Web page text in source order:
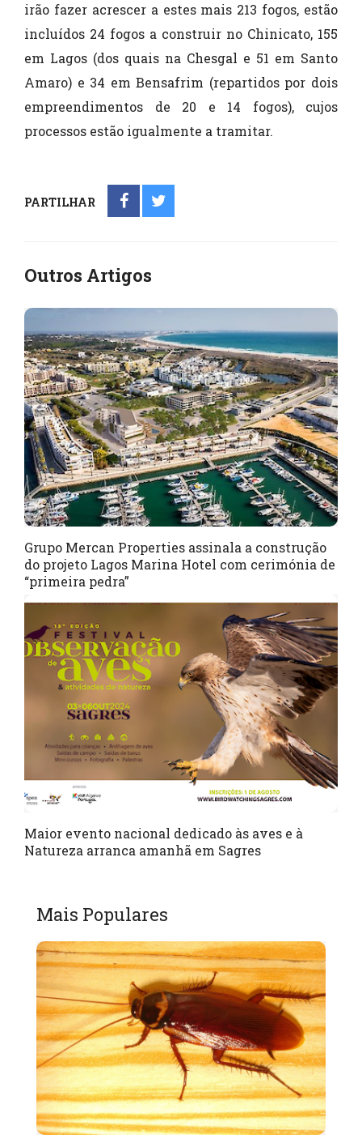
irão fazer acrescer a estes mais 213 fogos, estão
incluídos 24 fogos a construir no Chinicato, 155
em Lagos (dos quais na Chesgal e 51 em Santo
Amaro) e 34 em Bensafrim (repartidos por dois
empreendimentos de 20 e 14 fogos), cujos
processos estão igualmente a tramitar.
PARTILHAR
Outros Artigos
Grupo Mercan Properties assinala a construção
do projeto Lagos Marina Hotel com cerimónia de
“primeira pedra”
Maior evento nacional dedicado às aves e à
Natureza arranca amanhã em Sagres
Mais Populares